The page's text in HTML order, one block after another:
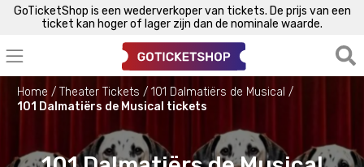
GoTicketShop is een wederverkoper van tickets. De prijs van een
ticket kan hoger of lager zijn dan de nominale waarde.
Home Theater Tickets
101 Dalmatiërs de Musical
101 Dalmatiërs de Musical tickets